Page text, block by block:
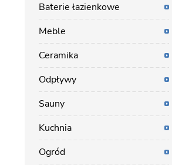
Baterie łazienkowe
Meble
Ceramika
Odpływy
Sauny
Kuchnia
Ogród